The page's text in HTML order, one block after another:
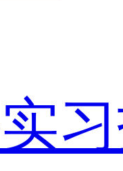
实